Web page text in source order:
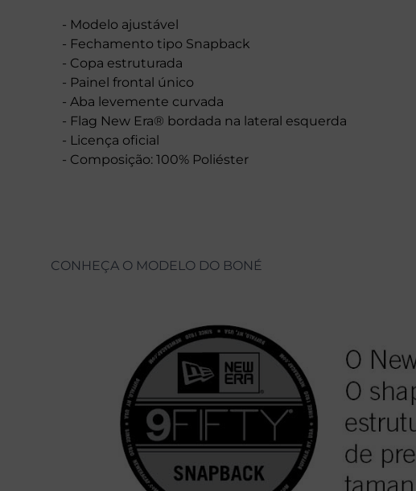
- Modelo ajustável
- Fechamento tipo Snapback
- Copa estruturada
- Painel frontal único
- Aba levemente curvada
- Flag New Era® bordada na lateral esquerda
- Licença oficial
- Composição: 100% Poliéster
CONHEÇA O MODELO DO BONÉ